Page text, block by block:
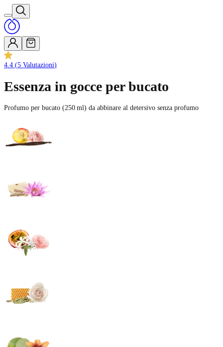
4.4 (5 Valutazioni)
Essenza in gocce per bucato
Profumo per bucato (250 ml) da abbinare al detersivo senza profumo